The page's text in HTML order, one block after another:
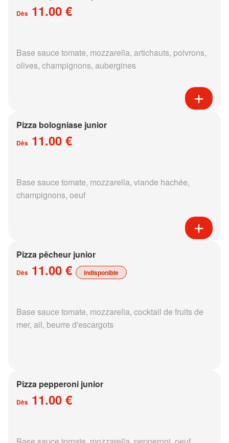
Dès 11.00 €
Base sauce tomate, mozzarella, artichauts, poivrons,
olives, champignons, aubergines
Pizza bologniase junior
Dès 11.00 €
Base sauce tomate, mozzarella, viande hachée,
champignons, oeuf
Pizza pêcheur junior
Dès 11.00 € indisponible
Base sauce tomate, mozzarella, cocktail de fruits de
mer, ail, beurre d'escargots
Pizza pepperoni junior
Dès 11.00 €